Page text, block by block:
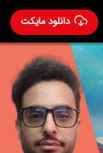
دانلود مایکت
۳۲۱ 64